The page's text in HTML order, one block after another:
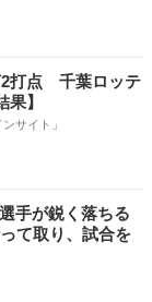
2打点 千葉ロッテ
】
サイト」
手が鋭く落ちる
て取り、試合を